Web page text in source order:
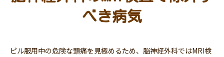
べき病気
ピル服用中の危険な頭痛を見極めるため、脳神経外科ではMRI検